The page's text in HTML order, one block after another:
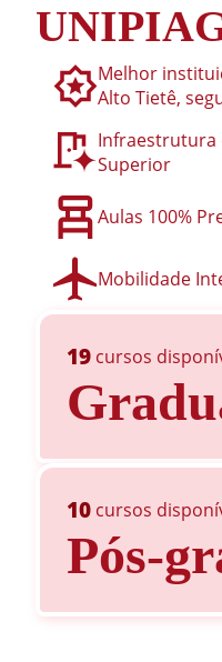
Melhor
Alto Tietê,
Infraestrutura
Superior
Aulas 100%
Mobilidade
19 cursos
10 cursos
Pós-